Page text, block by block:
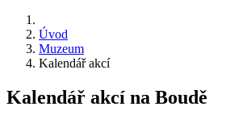
Úvod
Muzeum
Kalendář akcí
Kalendář akcí na Boudě